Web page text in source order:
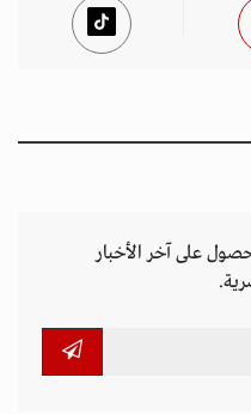
على آخر الأخبار